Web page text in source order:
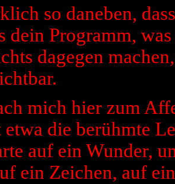
so daneben,
dein Programm,
dagegen
mich hier zum
etwa die berühmte
auf ein Wunder,
ein Zeichen, auf